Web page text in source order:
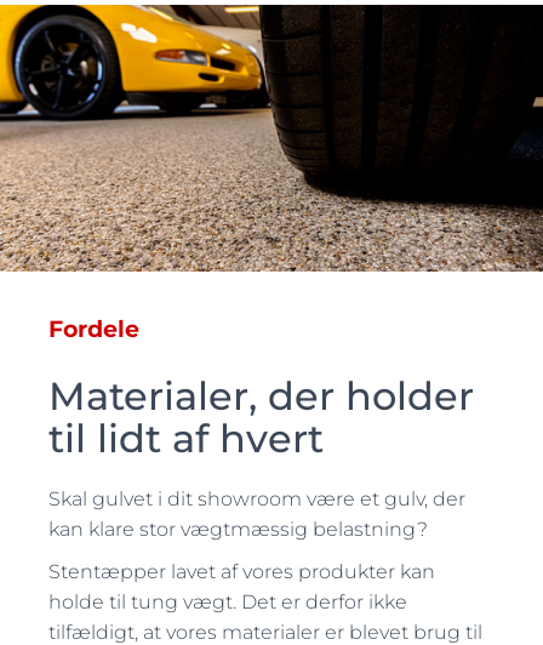
Fordele
Materialer, der holder
til lidt af hvert
Skal gulvet i dit showroom være et gulv, der
kan klare stor vægtmæssig belastning?
Stentæpper lavet af vores produkter kan
holde til tung vægt. Det er derfor ikke
tilfældigt, at vores materialer er blevet brug til